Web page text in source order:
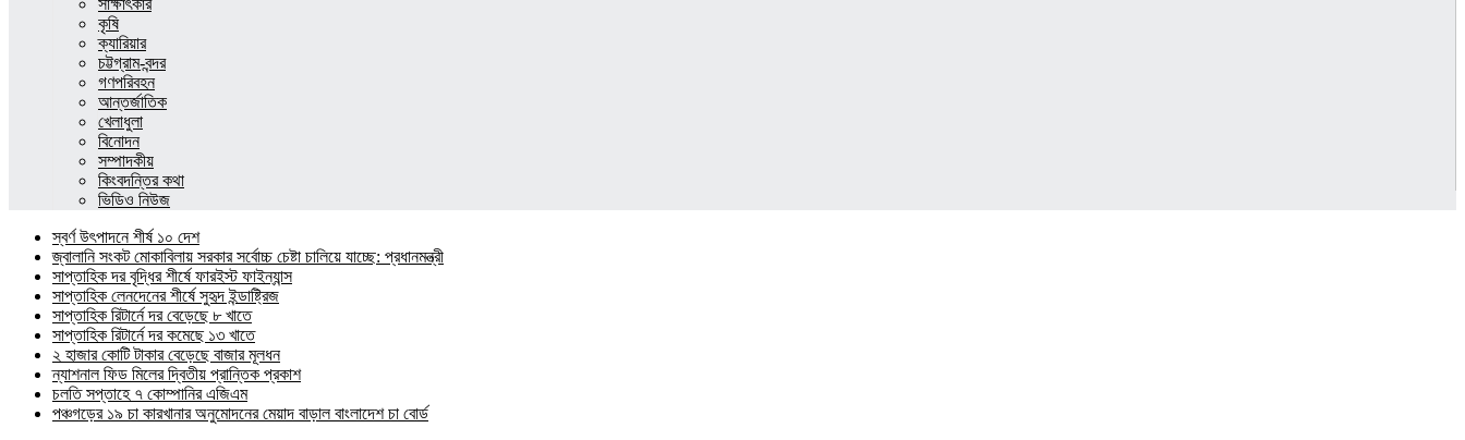
সাক্ষাৎকার
কৃষি
ক্যারিয়ার
চট্টগ্রাম-বন্দর
গণপরিবহন
আন্তর্জাতিক
খেলাধুলা
বিনোদন
সম্পাদকীয়
কিংবদন্তির কথা
ভিডিও নিউজ
স্বর্ণ উৎপাদনে শীর্ষ ১০ দেশ
জ্বালানি সংকট মোকাবিলায় সরকার সর্বোচ্চ চেষ্টা চালিয়ে যাচ্ছে: প্রধানমন্ত্রী
সাপ্তাহিক দর বৃদ্ধির শীর্ষে ফারইস্ট ফাইন্যান্স
সাপ্তাহিক লেনদেনের শীর্ষে সুহৃদ ইন্ডাষ্ট্রিজ
সাপ্তাহিক রিটার্নে দর বেড়েছে ৮ খাতে
সাপ্তাহিক রিটার্নে দর কমেছে ১৩ খাতে
২ হাজার কোটি টাকার বেড়েছে বাজার মূলধন
ন্যাশনাল ফিড মিলের দ্বিতীয় প্রান্তিক প্রকাশ
চলতি সপ্তাহে ৭ কোম্পানির এজিএম
পঞ্চগড়ের ১৯ চা কারখানার অনুমোদনের মেয়াদ বাড়াল বাংলাদেশ চা বোর্ড